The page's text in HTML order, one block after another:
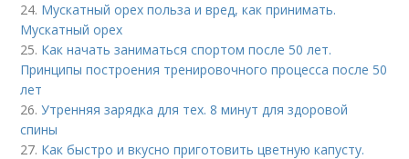
24. Мускатный орех польза и вред, как принимать.
Мускатный орех
25. Как начать заниматься спортом после 50 лет.
Принципы построения тренировочного процесса после 50
лет
26.Утренняя зарядка для тех. 8 минут для здоровой
спины
27. Как быстро и вкусно приготовить цветную капусту.